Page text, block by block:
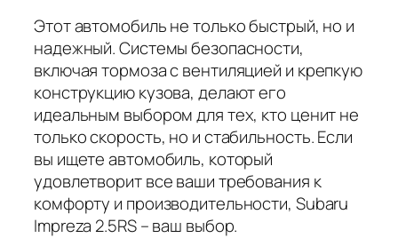
Этот автомобиль не только быстрый, но и
надежный. Системы безопасности,
включая тормоза с вентиляцией и крепкую
конструкцию кузова, делают его
идеальным выбором для тех, кто ценит не
только скорость, но и стабильность.Если
вы ищете автомобиль, который
удовлетворит все ваши требования к
комфорту и производительности, Subaru
Impreza 2.5RS – ваш выбор.